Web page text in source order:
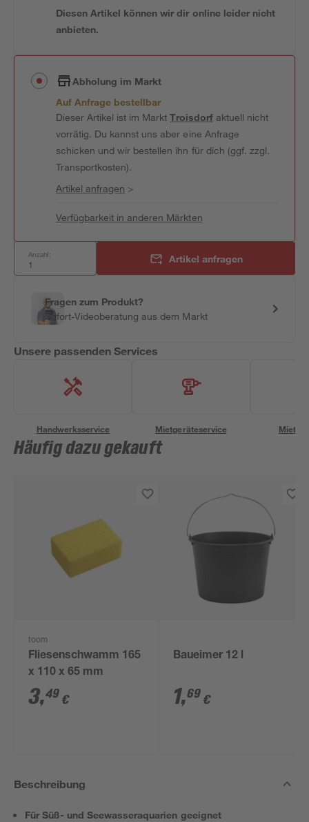
Diesen Artikel können wir dir online leider nicht
anbieten.
Abholung im Markt
Auf Anfrage bestellbar
Dieser Artikel ist im MarktTroisdorfaktuell nicht
vorrätig. Du kannst uns aber eine Anfrage
schicken und wir bestellen ihn für dich (ggf. zzgl.
Transportkosten).
Artikel anfragen >
Verfügbarkeit in anderen Märkten
Anzahl: Artikel anfragen
Fragen zum Produkt?
Sofort-Videoberatung aus dem Markt
Unsere passenden Services
Handwerksservice Mietgeräteservice
Häufig dazu gekauft
toom
Fliesenschwamm 165
x 110 x 65 mm
3,49 €
Baueimer 12 l
1,69 €
Beschreibung
Für Süß- und Seewasseraquarien geeignet